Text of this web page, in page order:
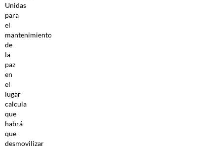
Unidas
para
el
mantenimiento
de
la
paz
en
el
lugar
calcula
que
habrá
que
desmovilizar